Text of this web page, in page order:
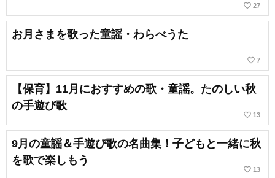
favorite_border 27
お月さまを歌った童謡・わらべうた
favorite_border 7
【保育】11月におすすめの歌・童謡。たのしい秋
の手遊び歌
favorite_border 13
9月の童謡＆手遊び歌の名曲集！子どもと一緒に秋
を歌で楽しもう
favorite_border 13